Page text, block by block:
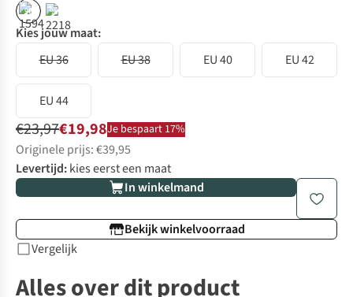
% %
Kies jouw maat:
EU 36
EU 38 EU 40 EU 42
EU 44
€23,97€19,98Je bespaart 17%
Originele prijs: €39,95
Levertijd:kies eerst een maat
In winkelmand
Bekijk winkelvoorraad
Vergelijk
Alles over dit product